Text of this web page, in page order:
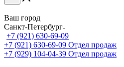
Ваш город
Санкт-Петербург
+7 (921) 630-69-09
+7 (921) 630-69-09 Отдел продаж
+7 (929) 104-04-39 Отдел продаж